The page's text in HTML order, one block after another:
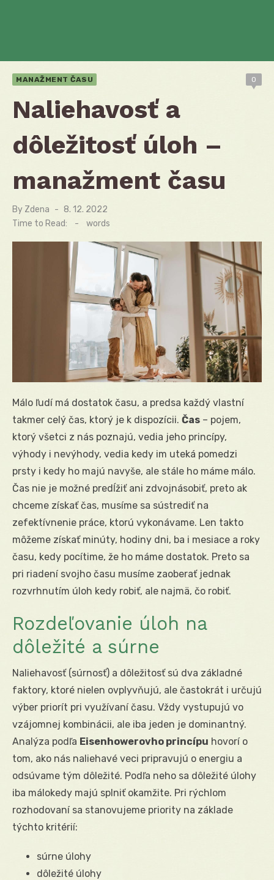
MANAŽMENT ČASU 0
Naliehavosť a
dôležitosť úloh –
manažment času
By Zdena
Posted
on
8. 12. 2022
Time to Read:
- words
Málo ľudí má dostatok času, a predsa každý vlastní
takmer celý čas, ktorý je k dispozícii. Čas – pojem,
ktorý všetci z nás poznajú, vedia jeho princípy,
výhody i nevýhody, vedia kedy im uteká pomedzi
prsty i kedy ho majú navyše, ale stále ho máme málo.
Čas nie je možné predĺžiť ani zdvojnásobiť, preto ak
chceme získať čas, musíme sa sústrediť na
zefektívnenie práce, ktorú vykonávame. Len takto
môžeme získať minúty, hodiny dni, ba i mesiace a roky
času, kedy pocítime, že ho máme dostatok. Preto sa
pri riadení svojho času musíme zaoberať jednak
rozvrhnutím úloh kedy robiť, ale najmä, čo robiť.
Rozdeľovanie úloh na
dôležité a súrne
Naliehavosť (súrnosť) a dôležitosť sú dva základné
faktory, ktoré nielen ovplyvňujú, ale častokrát i určujú
výber priorít pri využívaní času. Vždy vystupujú vo
vzájomnej kombinácii, ale iba jeden je dominantný.
Analýza podľa Eisenhowerovho princípu hovorí o
tom, ako nás naliehavé veci pripravujú o energiu a
odsúvame tým dôležité. Podľa neho sa dôležité úlohy
iba málokedy majú splniť okamžite. Pri rýchlom
rozhodovaní sa stanovujeme priority na základe
týchto kritérií:
súrne úlohy
dôležité úlohy